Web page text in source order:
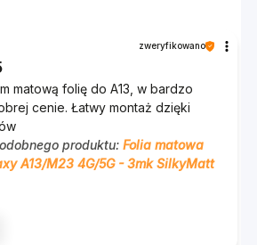
zweryfikowano
matową folię do A13, w bardzo
cenie. Łatwy montaż dzięki
produktu: Folia matowa
A13/M23 4G/5G - 3mk SilkyMatt